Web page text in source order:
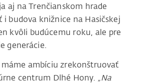
aj na Trenčianskom hrade
i budova knižnice na Hasičskej
kvôli budúcemu roku, ale pre
generácie.
ambíciu zrekonštruovať
centrum Dlhé Hony. „Na